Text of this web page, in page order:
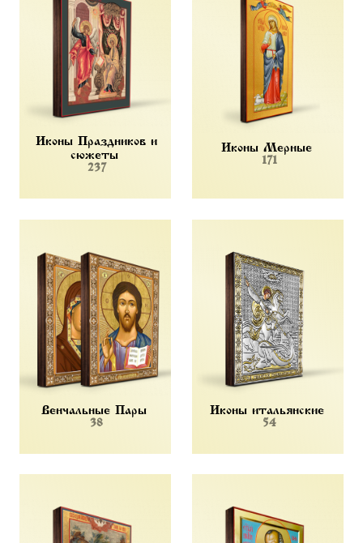
Иконы Праздников и
сюжеты
237
Иконы Мерные
171
Венчальные Пары
38
Иконы итальянские
54